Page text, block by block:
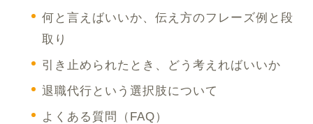
何と言えばいいか、伝え方のフレーズ例と段
取り
引き止められたとき、どう考えればいいか
退職代行という選択肢について
よくある質問（FAQ）